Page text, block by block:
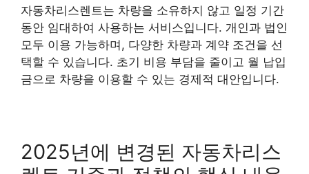
자동차리스렌트는 차량을 소유하지 않고 일정 기간
동안 임대하여 사용하는 서비스입니다. 개인과 법인
모두 이용 가능하며, 다양한 차량과 계약 조건을 선
택할 수 있습니다. 초기 비용 부담을 줄이고 월 납입
금으로 차량을 이용할 수 있는 경제적 대안입니다.
2025년에 변경된 자동차리스